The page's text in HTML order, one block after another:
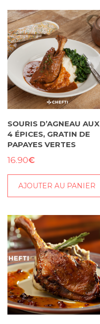
SOURIS D’AGNEAU AUX
4 ÉPICES, GRATIN DE
PAPAYES VERTES
16.90€
AJOUTER AU PANIER